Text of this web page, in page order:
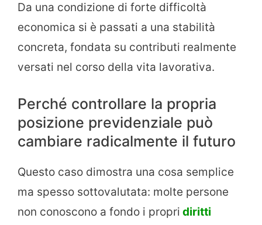
Da una condizione di forte difficoltà
economica si è passati a una stabilità
concreta, fondata su contributi realmente
versati nel corso della vita lavorativa.
Perché controllare la propria
posizione previdenziale può
cambiare radicalmente il futuro
Questo caso dimostra una cosa semplice
ma spesso sottovalutata: molte persone
non conoscono a fondo i propri diritti